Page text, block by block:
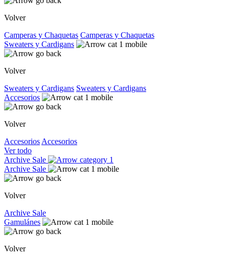
Volver
Camperas y Chaquetas Camperas y Chaquetas
Sweaters y Cardigans
Volver
Sweaters y Cardigans Sweaters y Cardigans
Accesorios
Volver
Accesorios Accesorios
Ver todo
Archive Sale
Archive Sale
Volver
Archive Sale
Gamulánes
Volver